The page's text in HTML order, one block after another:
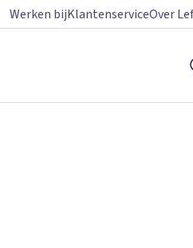
Werken bijKlantenserviceOver